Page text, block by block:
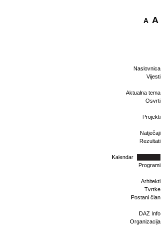
A A
Naslovnica
Vijesti
Aktualna tema
Osvrti
Projekti
Natječaji
Rezultati
Kalendar
Programi
Arhitekti
Tvrtke
Postani član
DAZ Info
Organizacija